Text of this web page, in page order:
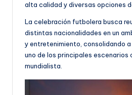
alta calidad y diversas opciones
La celebración futbolera busca
distintas nacionalidades en un
y entretenimiento, consolidando
uno de los principales escenarios
mundialista.